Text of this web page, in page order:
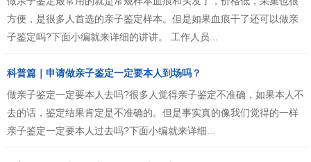
方便，是很多人首选的亲子鉴定样本。但是如果血痕干了还可以做亲
子鉴定吗?下面小编就来详细的讲讲。 工作人员...
科普篇｜申请做亲子鉴定一定要本人到场吗？
做亲子鉴定一定要本人去吗?很多人觉得亲子鉴定不准确，如果本人不
去的话，鉴定结果肯定是不准确的。但是事实真的像我们觉得的一样
亲子鉴定一定要本人过去吗?下面小编就来详细...